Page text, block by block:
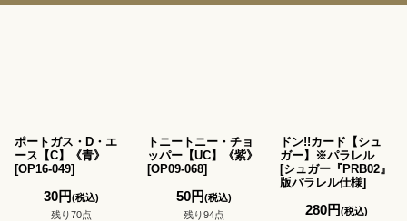
ポートガス・D・エ
ース【C】《青》
[OP16-049]
30円(税込)
残り70点
トニートニー・チョ
ッパー【UC】《紫》
[OP09-068]
50円(税込)
残り94点
ドン!!カード【シュ
ガー】※パラレル
[シュガー『PRB02』
版パラレル仕様]
280円(税込)